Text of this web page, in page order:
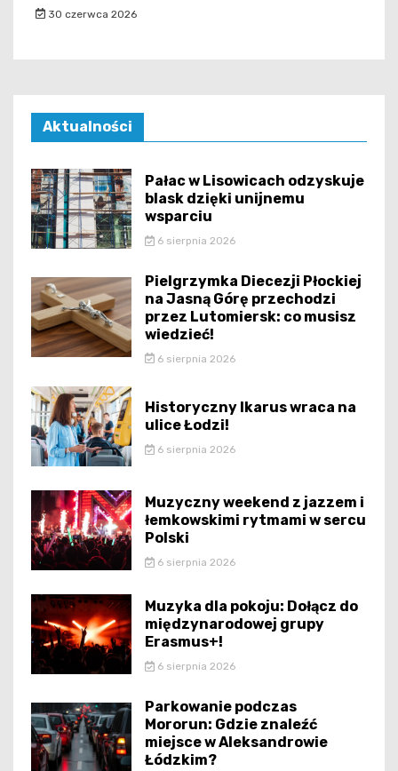
30 czerwca 2026
Aktualności
Pałac w Lisowicach odzyskuje
blask dzięki unijnemu
wsparciu
6 sierpnia 2026
Pielgrzymka Diecezji Płockiej
na Jasną Górę przechodzi
przez Lutomiersk: co musisz
wiedzieć!
6 sierpnia 2026
Historyczny Ikarus wraca na
ulice Łodzi!
6 sierpnia 2026
Muzyczny weekend z jazzem i
łemkowskimi rytmami w sercu
Polski
6 sierpnia 2026
Muzyka dla pokoju: Dołącz do
międzynarodowej grupy
Erasmus+!
6 sierpnia 2026
Parkowanie podczas
Mororun: Gdzie znaleźć
miejsce w Aleksandrowie
Łódzkim?